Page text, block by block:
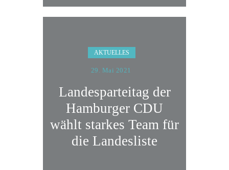
AKTUELLES
29. Mai 2021
Landesparteitag der
Hamburger CDU
wählt starkes Team für
die Landesliste